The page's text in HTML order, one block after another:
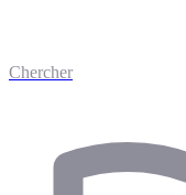
Chercher